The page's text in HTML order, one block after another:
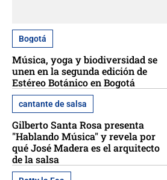
Bogotá
Música, yoga y biodiversidad se
unen en la segunda edición de
Estéreo Botánico en Bogotá
cantante de salsa
Gilberto Santa Rosa presenta
"Hablando Música" y revela por
qué José Madera es el arquitecto
de la salsa